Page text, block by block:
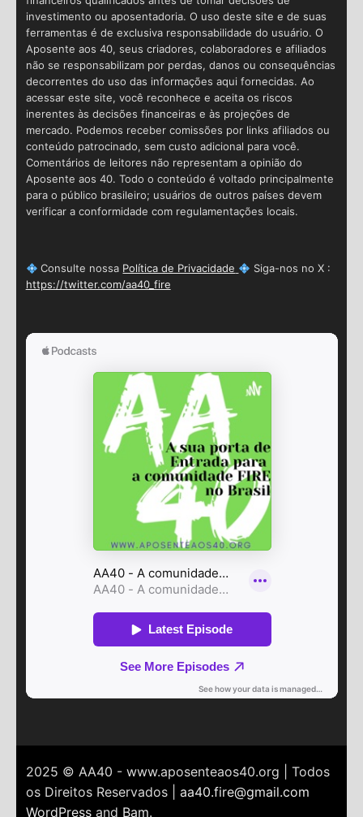
investimento ou aposentadoria. O uso deste site e de suas
ferramentas é de exclusiva responsabilidade do usuário. O
Aposente aos 40, seus criadores, colaboradores e afiliados
não se responsabilizam por perdas, danos ou consequências
decorrentes do uso das informações aqui fornecidas. Ao
acessar este site, você reconhece e aceita os riscos
inerentes às decisões financeiras e às projeções de
mercado. Podemos receber comissões por links afiliados ou
conteúdo patrocinado, sem custo adicional para você.
Comentários de leitores não representam a opinião do
Aposente aos 40. Todo o conteúdo é voltado principalmente
para o público brasileiro; usuários de outros países devem
verificar a conformidade com regulamentações locais.
Consulte nossa Política de Privacidade
Siga-nos no X :
https://twitter.com/aa40_fire
2025 © AA40 - www.aposenteaos40.org | Todos
os Direitos Reservados | aa40.fire@gmail.com
WordPressand Bam.